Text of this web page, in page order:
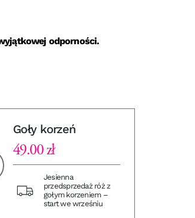
odporności.
Goły korzeń
49.00 zł
Jesienna
przedsprzedaż róż z
gołym korzeniem –
start we wrześniu